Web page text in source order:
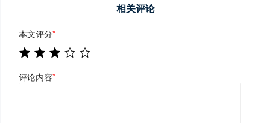
相关评论
本文评分*
评论内容*